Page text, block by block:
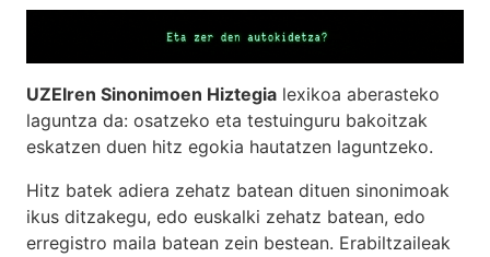
UZEIren Sinonimoen Hiztegia lexikoa aberasteko
laguntza da: osatzeko eta testuinguru bakoitzak
eskatzen duen hitz egokia hautatzen laguntzeko.
Hitz batek adiera zehatz batean dituen sinonimoak
ikus ditzakegu, edo euskalki zehatz batean, edo
erregistro maila batean zein bestean. Erabiltzaileak